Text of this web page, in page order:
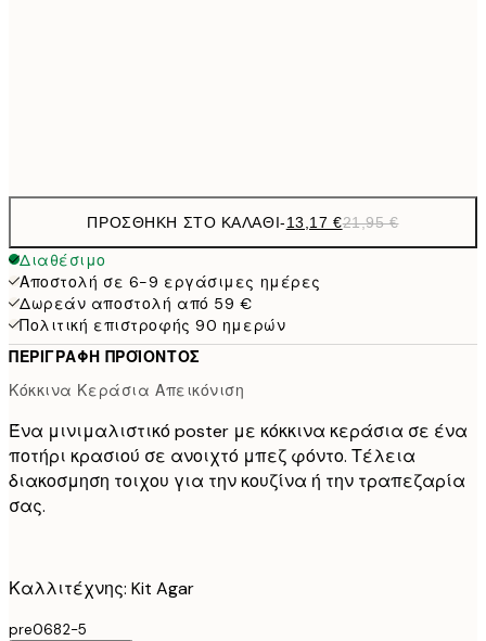
ΠΡΟΣΘΉΚΗ ΣΤΟ ΚΑΛΆΘΙ-13,17 €21,95 €
Διαθέσιμο
Αποστολή σε 6-9 εργάσιμες ημέρες
Δωρεάν αποστολή από 59 €
Πολιτική επιστροφής 90 ημερών
ΠΕΡΙΓΡΑΦΉ ΠΡΟΪΌΝΤΟΣ
Κόκκινα Κεράσια Απεικόνιση
Ένα μινιμαλιστικό poster με κόκκινα κεράσια σε ένα
ποτήρι κρασιού σε ανοιχτό μπεζ φόντο. Τέλεια
διακοσμηση τοιχου για την κουζίνα ή την τραπεζαρία
σας.
Καλλιτέχνης: Kit Agar
pre0682-5